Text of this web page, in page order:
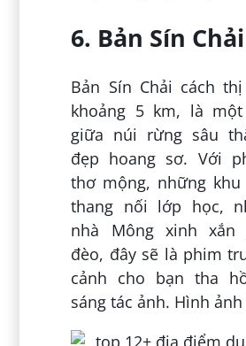
6. Bản Sín Chải
Bản Sín Chải cách
khoảng 5 km, là
giữa núi rừng sâu
đẹp hoang sơ. Với
thơ mộng, những khu
thang nối lớp học,
nhà Mông xinh xắn
đèo, đây sẽ là phim
cảnh cho bạn tha
sáng tác ảnh. Hình ảnh